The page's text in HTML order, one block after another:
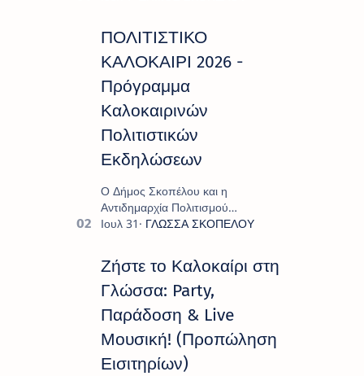
ΠΟΛΙΤΙΣΤΙΚΟ
ΚΑΛΟΚΑΙΡΙ 2026 -
Πρόγραμμα
Καλοκαιρινών
Πολιτιστικών
Εκδηλώσεων
Ο Δήμος Σκοπέλου και η
Αντιδημαρχία Πολιτισμού
παρουσιάζουν το πρόγραμμα «
πλούσιο και πολυσυλλεκτικό
πρόγραμμα εκδ…
Ζήστε το Καλοκαίρι στη
Γλώσσα: Party,
Παράδοση & Live
Μουσική! (Προπώληση
Εισιτηρίων)